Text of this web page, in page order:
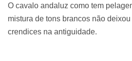
O cavalo andaluz como tem
mistura de tons brancos não
crendices na antiguidade.